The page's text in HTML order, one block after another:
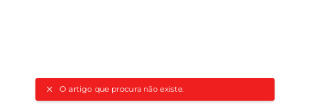
O artigo que procura não existe.